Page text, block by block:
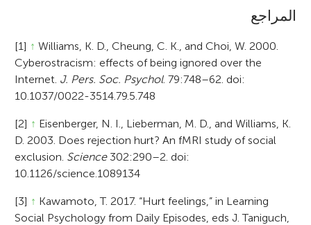
المراجع
[1] ↑ Williams, K. D., Cheung, C. K., and Choi, W. 2000.
Cyberostracism: effects of being ignored over the
Internet.J. Pers. Soc. Psychol. 79:748–62. doi:
10.1037/0022-3514.79.5.748
[2] ↑ Eisenberger, N. I., Lieberman, M. D., and Williams, K.
D. 2003. Does rejection hurt? An fMRI study of social
exclusion.Science 302:290–2. doi:
10.1126/science.1089134
[3] ↑ Kawamoto, T. 2017. “Hurt feelings,” in Learning
Social Psychology from Daily Episodes, eds J. Taniguch,